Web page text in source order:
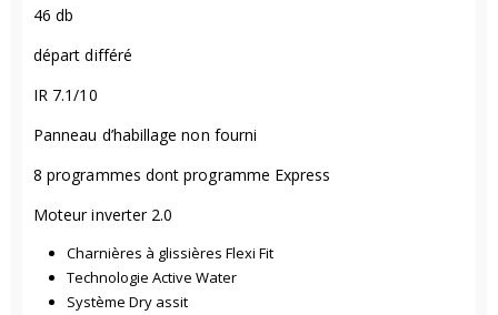
46 db
départ différé
IR 7.1/10
Panneau d’habillage non fourni
8 programmes dont programme Express
Moteur inverter 2.0
Charnières à glissières Flexi Fit
Technologie Active Water
Système Dry assit